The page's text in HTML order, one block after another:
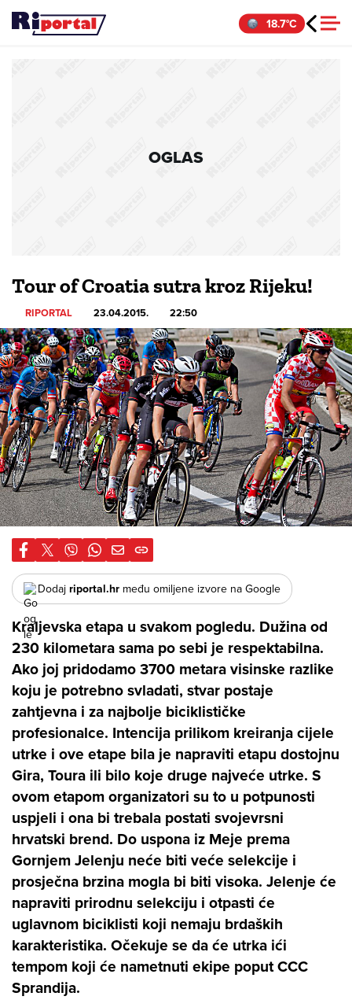
Skip
18.7°C
OGLAS
Tour of Croatia sutra kroz Rijeku!
RIPORTAL 23.04.2015. 22:50
Dodaj riportal.hr među omiljene izvore na Google
Kraljevska etapa u svakom pogledu. Dužina od
230 kilometara sama po sebi je respektabilna.
Ako joj pridodamo 3700 metara visinske razlike
koju je potrebno svladati, stvar postaje
zahtjevna i za najbolje biciklističke
profesionalce. Intencija prilikom kreiranja cijele
utrke i ove etape bila je napraviti etapu dostojnu
Gira, Toura ili bilo koje druge najveće utrke. S
ovom etapom organizatori su to u potpunosti
uspjeli i ona bi trebala postati svojevrsni
hrvatski brend. Do uspona iz Meje prema
Gornjem Jelenju neće biti veće selekcije i
prosječna brzina mogla bi biti visoka. Jelenje će
napraviti prirodnu selekciju i otpasti će
uglavnom biciklisti koji nemaju brdaških
karakteristika. Očekuje se da će utrka ići
tempom koji će nametnuti ekipe poput CCC
Sprandija.